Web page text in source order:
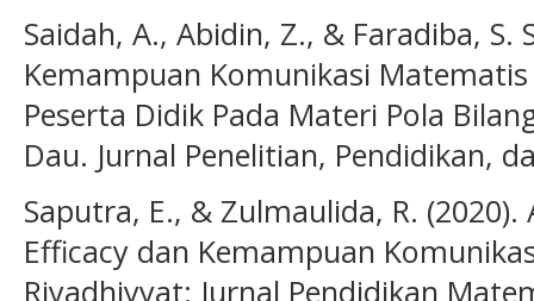
Saidah, A., Abidin, Z., & Faradiba, S.
Kemampuan Komunikasi
Peserta Didik Pada Materi Pola
Dau. Jurnal Penelitian, Pendidikan,
Saputra, E., & Zulmaulida, R.
Efficacy dan Kemampuan
Riyadhiyyat: Jurnal Pendidikan